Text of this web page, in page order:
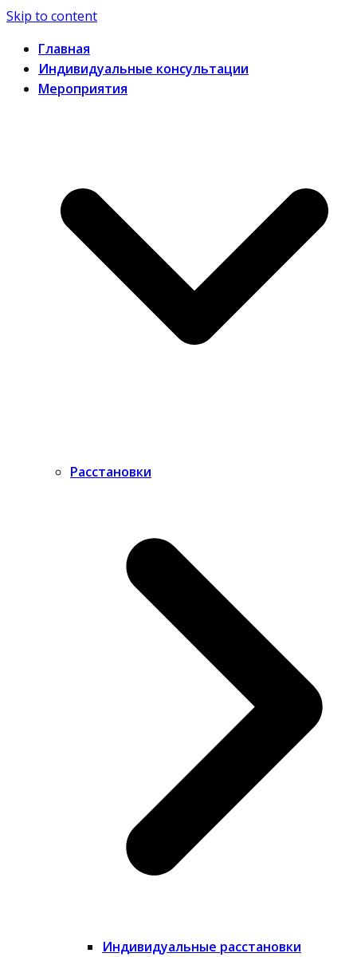
Skip to content
Главная
Индивидуальные консультации
Мероприятия
Расстановки
Индивидуальные расстановки